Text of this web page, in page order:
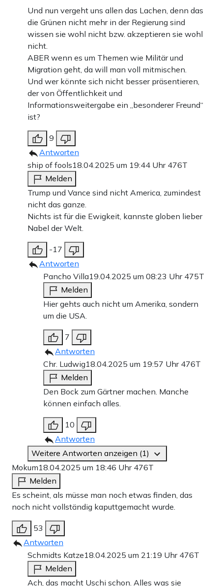
Und nun vergeht uns allen das Lachen, denn das
die Grünen nicht mehr in der Regierung sind
wissen sie wohl nicht bzw. akzeptieren sie wohl
nicht.
ABER wenn es um Themen wie Militär und
Migration geht, da will man voll mitmischen.
Und wer könnte sich nicht besser präsentieren,
der von Öffentlichkeit und
Informationsweitergabe ein „besonderer Freund“
ist?
9
Antworten
ship of fools18.04.2025 um 19:44 Uhr 476T
Melden
Trump und Vance sind nicht America, zumindest
nicht das ganze.
Nichts ist für die Ewigkeit, kannste globen lieber
Nabel der Welt.
-17
Antworten
Pancho Villa19.04.2025 um 08:23 Uhr 475T
Melden
Hier gehts auch nicht um Amerika, sondern
um die USA.
7
Antworten
Chr. Ludwig18.04.2025 um 19:57 Uhr 476T
Melden
Den Bock zum Gärtner machen. Manche
können einfach alles.
10
Antworten
Weitere Antworten anzeigen (1)
Mokum18.04.2025 um 18:46 Uhr 476T
Melden
Es scheint, als müsse man noch etwas finden, das
noch nicht vollständig kaputtgemacht wurde.
53
Antworten
Schmidts Katze18.04.2025 um 21:19 Uhr 476T
Melden
Ach, das macht Uschi schon. Alles was sie